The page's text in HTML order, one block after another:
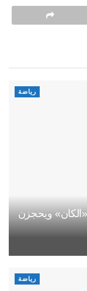
رياضة
ويحجزن
رياضة